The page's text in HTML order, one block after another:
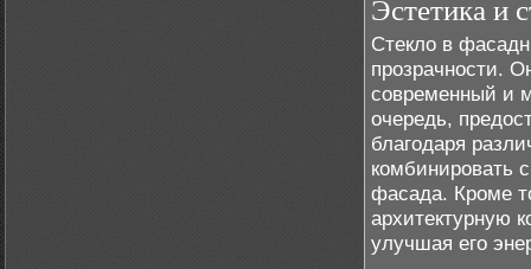
Эстетика и
Стекло в
прозрачности.
современный и
очередь,
благодаря
комбинировать
фасада. Кроме
архитектурную
улучшая его